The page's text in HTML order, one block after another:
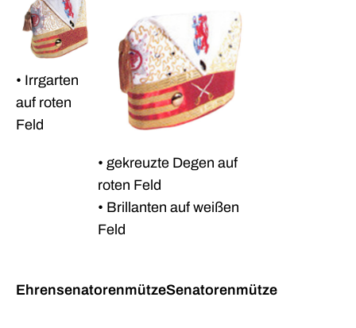
• Irrgarten
auf roten
Feld
• gekreuzte Degen auf
roten Feld
• Brillanten auf weißen
Feld
EhrensenatorenmützeSenatorenmütze